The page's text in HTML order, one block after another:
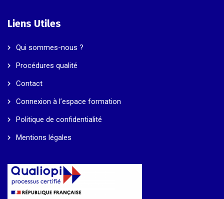
Liens Utiles
Qui sommes-nous ?
Procédures qualité
Contact
Connexion à l’espace formation
Politique de confidentialité
Mentions légales